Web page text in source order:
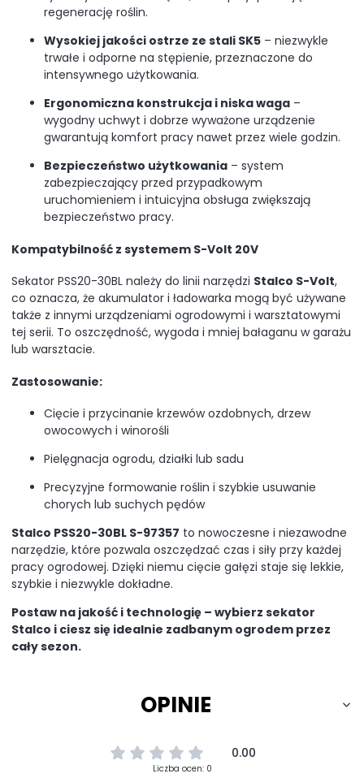
regenerację roślin.
Wysokiej jakości ostrze ze stali SK5 – niezwykle
trwałe i odporne na stępienie, przeznaczone do
intensywnego użytkowania.
Ergonomiczna konstrukcja i niska waga –
wygodny uchwyt i dobrze wyważone urządzenie
gwarantują komfort pracy nawet przez wiele godzin.
Bezpieczeństwo użytkowania – system
zabezpieczający przed przypadkowym
uruchomieniem i intuicyjna obsługa zwiększają
bezpieczeństwo pracy.
Kompatybilność z systemem S-Volt 20V
Sekator PSS20-30BL należy do linii narzędzi Stalco S-Volt,
co oznacza, że akumulator i ładowarka mogą być używane
także z innymi urządzeniami ogrodowymi i warsztatowymi
tej serii. To oszczędność, wygoda i mniej bałaganu w garażu
lub warsztacie.
Zastosowanie:
Cięcie i przycinanie krzewów ozdobnych, drzew
owocowych i winorośli
Pielęgnacja ogrodu, działki lub sadu
Precyzyjne formowanie roślin i szybkie usuwanie
chorych lub suchych pędów
Stalco PSS20-30BL S-97357 to nowoczesne i niezawodne
narzędzie, które pozwala oszczędzać czas i siły przy każdej
pracy ogrodowej. Dzięki niemu cięcie gałęzi staje się lekkie,
szybkie i niezwykle dokładne.
Postaw na jakość i technologię – wybierz sekator
Stalco i ciesz się idealnie zadbanym ogrodem przez
cały sezon.
OPINIE
0.00
Liczba ocen: 0